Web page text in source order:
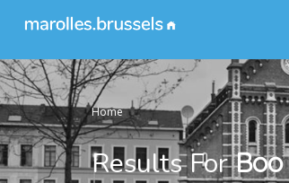
Home
Results ForBoo